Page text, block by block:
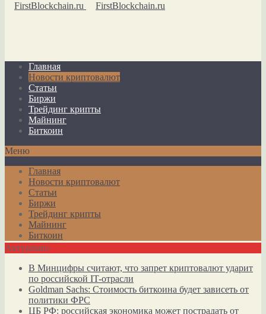
Главная
Новости криптовалют
Статьи
Биржи
Трейдинг крипты
Майнинг
Биткоин
Меню
Главная
Новости криптовалют
Статьи
Биржи
Трейдинг крипты
Майнинг
Биткоин
Актуально
В Минцифры считают, что запрет криптовалют ударит
по российской IT-отрасли
Goldman Sachs: Стоимость биткоина будет зависеть от
политики ФРС
ЦБ РФ: российская экономика может пострадать от